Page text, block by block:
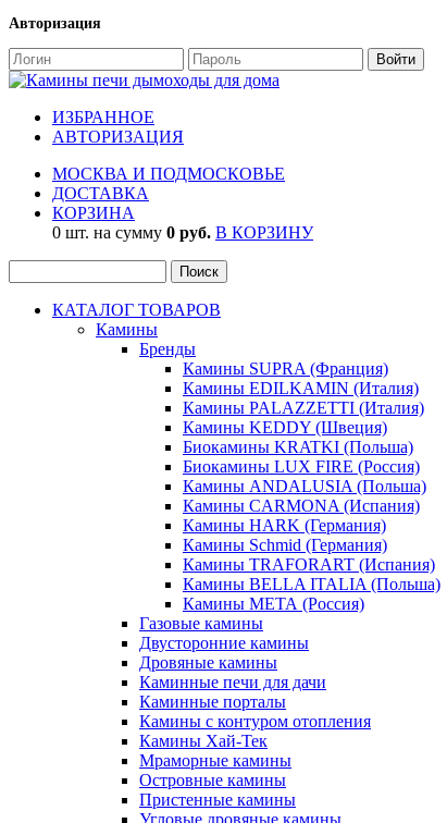
Авторизация
ИЗБРАННОЕ
АВТОРИЗАЦИЯ
МОСКВА И ПОДМОСКОВЬЕ
ДОСТАВКА
КОРЗИНА
0 шт. на сумму 0 руб. В КОРЗИНУ
КАТАЛОГ ТОВАРОВ
Камины
Бренды
Камины SUPRA (Франция)
Камины EDILKAMIN (Италия)
Камины PALAZZETTI (Италия)
Камины KEDDY (Швеция)
Биокамины KRATKI (Польша)
Биокамины LUX FIRE (Россия)
Камины ANDALUSIA (Польша)
Камины CARMONA (Испания)
Камины HARK (Германия)
Камины Schmid (Германия)
Камины TRAFORART (Испания)
Камины BELLA ITALIA (Польша)
Камины МЕТА (Россия)
Газовые камины
Двусторонние камины
Дровяные камины
Каминные печи для дачи
Каминные порталы
Камины с контуром отопления
Камины Хай-Тек
Мраморные камины
Островные камины
Пристенные камины
Угловые дровяные камины